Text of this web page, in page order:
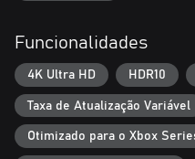
Funcionalidades
4K Ultra HD HDR10
Taxa de Atualização Variável
Otimizado para o Xbox